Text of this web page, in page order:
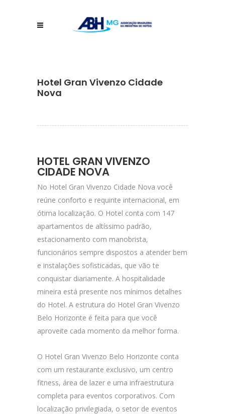
Hotel Gran Vivenzo Cidade
Nova
HOTEL GRAN VIVENZO
CIDADE NOVA
No Hotel Gran Vivenzo Cidade Nova você
reúne conforto e requinte internacional, em
ótima localização. O Hotel conta com 147
apartamentos de altíssimo padrão,
estacionamento com manobrista,
funcionários sempre dispostos a atender bem
e instalações sofisticadas, que vão te
conquistar diariamente. A hospitalidade
mineira está presente nos mínimos detalhes
do Hotel. A estrutura do Hotel Gran Vivenzo
Belo Horizonte é feita para que você
aproveite cada momento da melhor forma.
O Hotel Gran Vivenzo Belo Horizonte conta
com um restaurante exclusivo, um centro
fitness, área de lazer e uma infraestrutura
completa para eventos corporativos. Com
localização privilegiada, o setor de eventos